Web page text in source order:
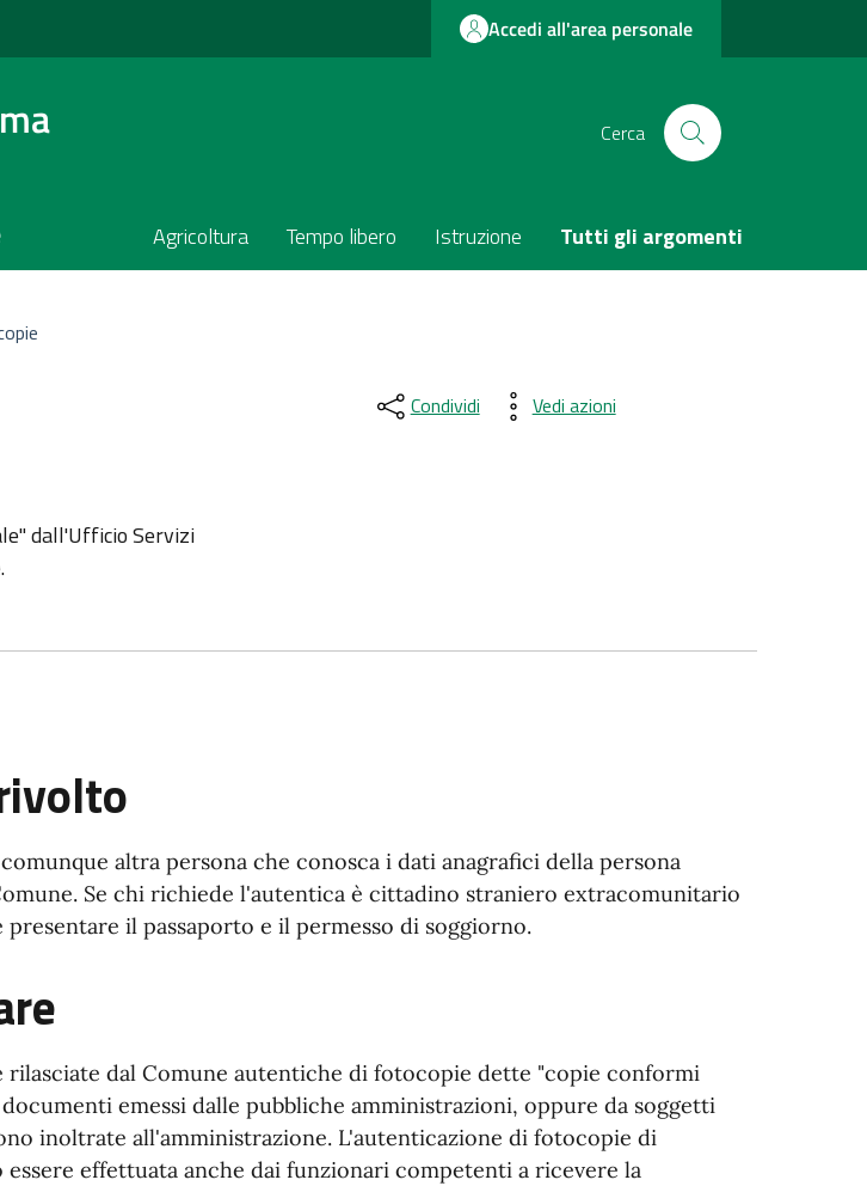
Accedi all'area personale
Cerca
Agricoltura Tempo libero Istruzione Tutti gli argomenti
dall'Ufficio Servizi
Condividi Vedi azioni
altra persona che conosca i dati anagrafici della persona
Se chi richiede l'autentica è cittadino straniero extracomunitario
presentare il passaporto e il permesso di soggiorno.
rilasciate dal Comune autentiche di fotocopie dette "copie conformi
emessi dalle pubbliche amministrazioni, oppure da soggetti
inoltrate all'amministrazione. L'autenticazione di fotocopie di
effettuata anche dai funzionari competenti a ricevere la